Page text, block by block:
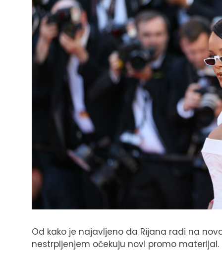
Od kako je najavljeno da Rijana radi na
nestrpljenjem očekuju novi promo materijal.